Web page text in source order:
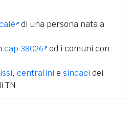
di una persona nata a
cap 38026 ed i comuni con
, centralini e sindaci dei
TN